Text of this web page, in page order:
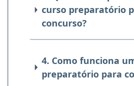
curso preparatório
concurso?
4. Como funciona
preparatório para